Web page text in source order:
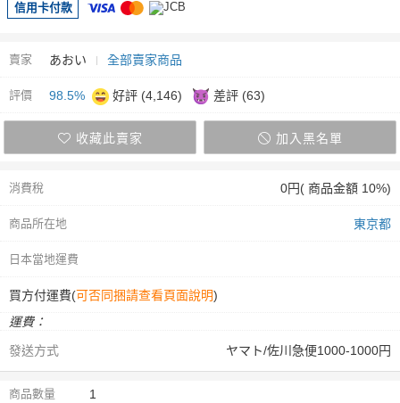
信用卡付款
賣家 あおい 全部賣家商品
評價 98.5% 好評 (4,146) 差評 (63)
收藏此賣家 加入黑名單
消費稅 0円( 商品金額 10%)
商品所在地 東京都
日本當地運費
買方付運費(可否同捆請查看頁面說明)
運費：
發送方式
ヤマト/佐川急便1000-1000円
商品數量 1